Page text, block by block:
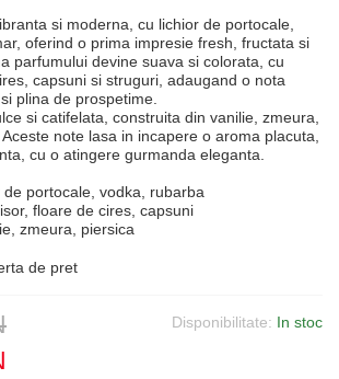
si moderna, cu lichior de portocale,
oferind o prima impresie fresh, fructata si
parfumului devine suava si colorata, cu
capsuni si struguri, adaugand o nota
plina de prospetime.
si catifelata, construita din vanilie, zmeura,
note lasa in incapere o aroma placuta,
cu o atingere gurmanda eleganta.
portocale, vodka, rubarba
floare de cires, capsuni
zmeura, piersica
de pret
Disponibilitate: In stoc